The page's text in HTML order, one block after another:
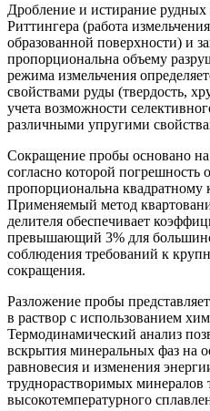
Дробление и истирание рудных
Риттингера (работа
образованной поверхности) и
пропорциональна объему
режима измельчения
свойствами руды (твердость,
учета возможности
различными упругими
Сокращение пробы основано на
согласно которой погрешность
пропорциональна
Применяемый метод
делителя обеспечивает
превышающий 3% для
соблюдения требований к
сокращения.
Разложение пробы
в раствор с использованием
Термодинамический анализ
вскрытия минеральных фаз на
равновесия и изменения
труднорастворимых минералов
высокотемпературного